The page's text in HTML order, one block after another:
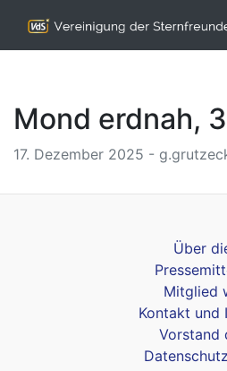
Mond erdnah,
17. Dezember 2025 -
Über
Mitglied
Kontakt und
Vorstand